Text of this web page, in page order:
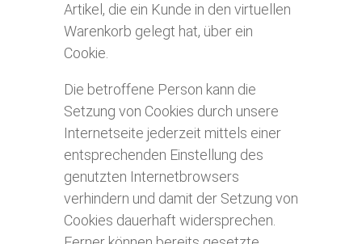
Artikel, die ein Kunde in den virtuellen
Warenkorb gelegt hat, über ein
Cookie.
Die betroffene Person kann die
Setzung von Cookies durch unsere
Internetseite jederzeit mittels einer
entsprechenden Einstellung des
genutzten Internetbrowsers
verhindern und damit der Setzung von
Cookies dauerhaft widersprechen.